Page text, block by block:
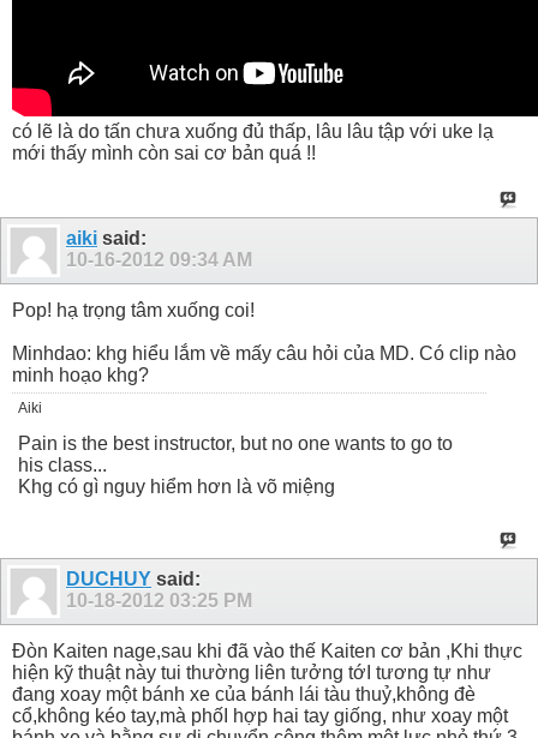
có lẽ là do tấn chưa xuống đủ thấp, lâu lâu tập với uke lạ
mới thấy mình còn sai cơ bản quá !!
aiki said:
10-16-2012 09:34 AM
Pop! hạ trọng tâm xuống coi!
Minhdao: khg hiểu lắm về mấy câu hỏi của MD. Có clip nào
minh hoạo khg?
Aiki
Pain is the best instructor, but no one wants to go to
his class...
Khg có gì nguy hiểm hơn là võ miệng
DUCHUY said:
10-18-2012 03:25 PM
Đòn Kaiten nage,sau khi đã vào thế Kaiten cơ bản ,Khi thực
hiện kỹ thuật này tui thường liên tưởng tớI tương tự như
đang xoay một bánh xe của bánh lái tàu thuỷ,không đè
cổ,không kéo tay,mà phốI hợp hai tay giống, như xoay một